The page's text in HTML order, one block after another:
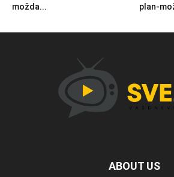
možda...
plan-
ABOUT US